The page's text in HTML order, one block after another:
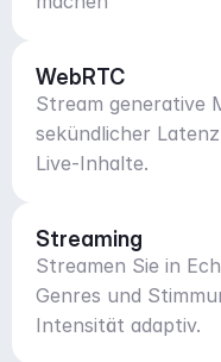
WebRTC
Stream generative
sekündlicher
Live-Inhalte.
Streaming
Streamen Sie in
Genres und
Intensität adaptiv.